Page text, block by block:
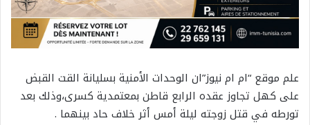
علم موقع “ام ام نيوز”ان الوحدات الأمنية بسليانة القت القبض
على كهل تجاوز عقده الرابع قاطن بمعتمدية كسرى،وذلك بعد
تورطه في قتل زوجته ليلة أمس أثر خلاف حاد بينهما .